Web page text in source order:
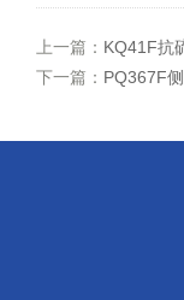
上一篇： KQ41F抗
下一篇： PQ367F